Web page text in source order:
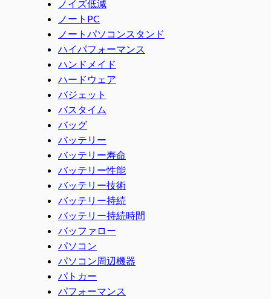
ノイズ低減
ノートPC
ノートパソコンスタンド
ハイパフォーマンス
ハンドメイド
ハードウェア
バジェット
バスタイム
バッグ
バッテリー
バッテリー寿命
バッテリー性能
バッテリー技術
バッテリー持続
バッテリー持続時間
バッファロー
パソコン
パソコン周辺機器
パトカー
パフォーマンス